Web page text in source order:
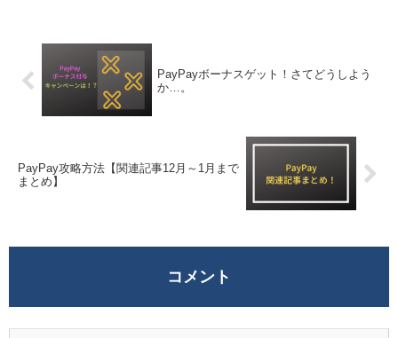
PayPayボーナスゲット！さてどうしよう
か…。
PayPay攻略方法【関連記事12月～1月まで
まとめ】
コメント